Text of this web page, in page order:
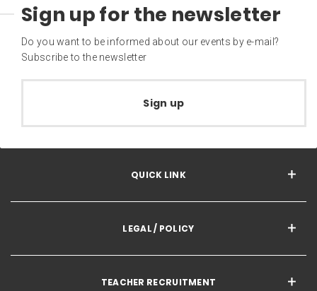
Sign up for the newsletter
Do you want to be informed about our events by e-mail?
Subscribe to the newsletter
Sign up
QUICK LINK
LEGAL / POLICY
TEACHER RECRUITMENT